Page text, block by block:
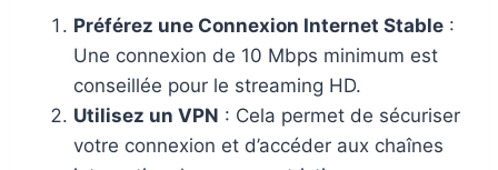
Préférez une Connexion Internet Stable :
Une connexion de 10 Mbps minimum est
conseillée pour le streaming HD.
Utilisez un VPN : Cela permet de sécuriser
votre connexion et d’accéder aux chaînes